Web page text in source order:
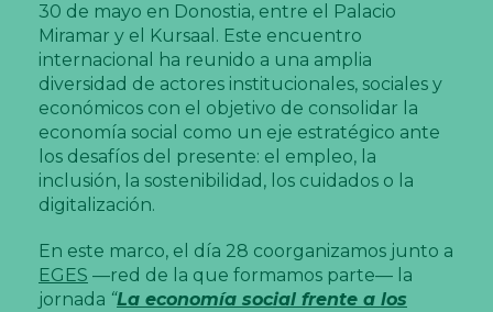
30 de mayo en Donostia, entre el Palacio
Miramar y el Kursaal. Este encuentro
internacional ha reunido a una amplia
diversidad de actores institucionales, sociales y
económicos con el objetivo de consolidar la
economía social como un eje estratégico ante
los desafíos del presente: el empleo, la
inclusión, la sostenibilidad, los cuidados o la
digitalización.
En este marco, el día 28 coorganizamos junto a
EGES —red de la que formamos parte— la
jornada “La economía social frente a los